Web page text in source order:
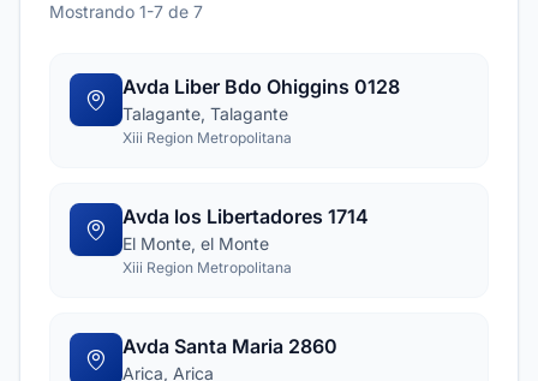
Mostrando 1-7 de 7
Avda Liber Bdo Ohiggins 0128
Talagante, Talagante
Xiii Region Metropolitana
Avda los Libertadores 1714
El Monte, el Monte
Xiii Region Metropolitana
Avda Santa Maria 2860
Arica, Arica